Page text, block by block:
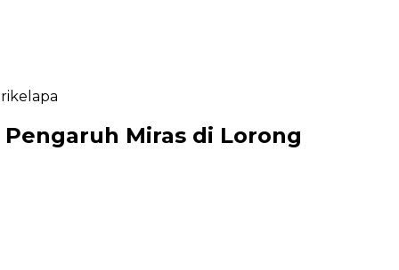
Miras di Lorong